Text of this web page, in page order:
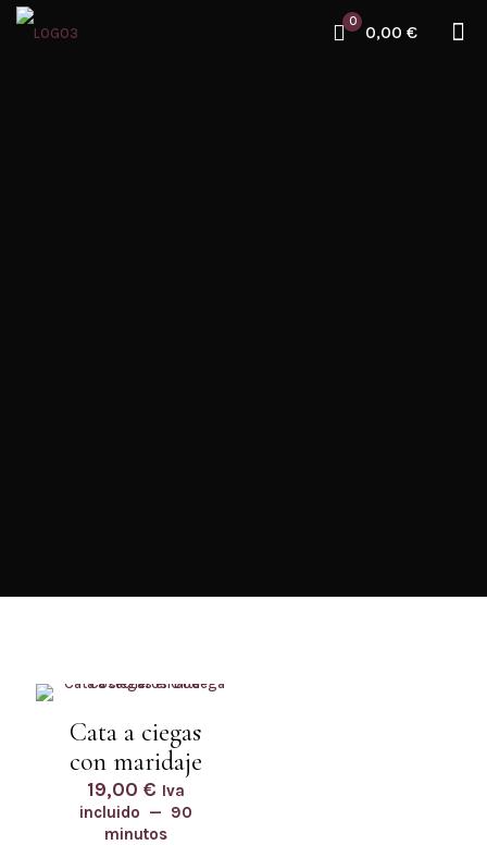
0
0,00 €
Cata a ciegas
con maridaje
19,00 € Iva
incluido
90
minutos